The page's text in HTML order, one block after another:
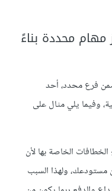
مهام محددة بناءً
فرع محدد، أحد
وفيما يلي مثال على
الخاصة بها لأن
ولهذا السبب